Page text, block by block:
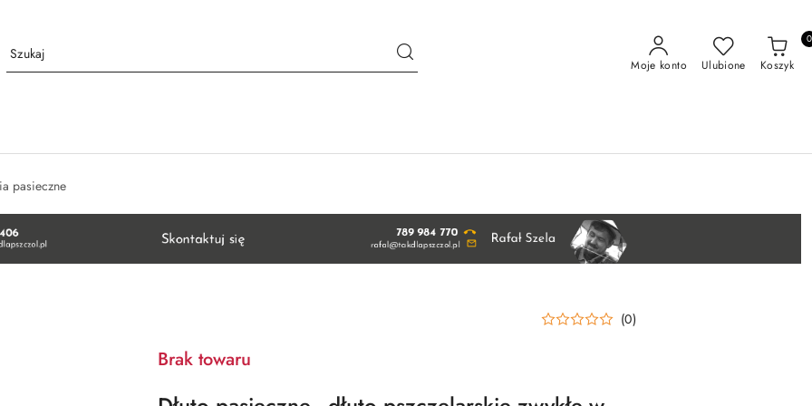
Moje konto Ulubione Koszyk
0
pasieczne
(0)
Brak towaru